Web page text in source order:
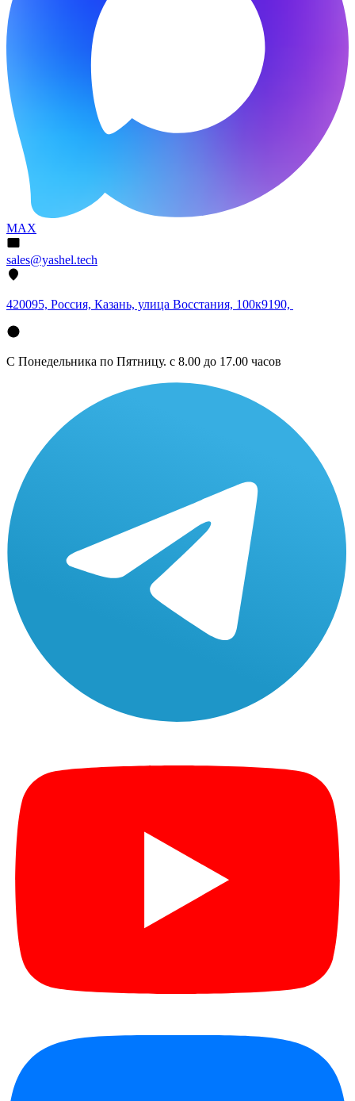
MAX
sales@yashel.tech
420095, Россия, Казань, улица Восстания, 100к9190,
С Понедельника по Пятницу. с 8.00 до 17.00 часов